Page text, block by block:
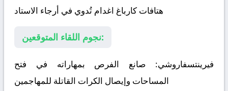
هتافات كارباغ اغدام تُدوي في أرجاء الاستاد
نجوم اللقاء المتوقعين:
فيرينتسفاروشي: صانع الفرص بمهاراته في فتح
المساحات وإيصال الكرات القاتلة للمهاجمين